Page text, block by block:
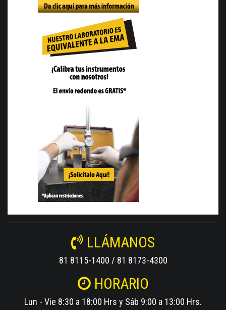
LLÁMANOS
81 8115-1400 / 81 8173-4300
HORARIO
Lun - Vie 8:30 a 18:00 Hrs y Sáb 9:00 a 13:00 Hrs.